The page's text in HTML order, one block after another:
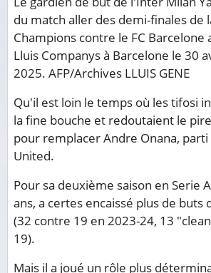
du match aller des demi-finales de
Champions contre le FC Barcelone
Lluis Companys à Barcelone le 30
2025. AFP/Archives LLUIS GENE
Qu'il est loin le temps où les tifosi
la fine bouche et redoutaient le
pour remplacer Andre Onana,
United.
Pour sa deuxième saison en Serie
ans, a certes encaissé plus de buts
(32 contre 19 en 2023-24, 13
19).
Mais il a joué un rôle plus